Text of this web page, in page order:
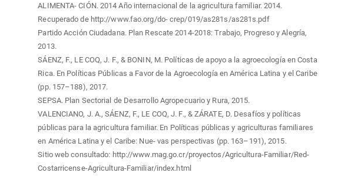
ALIMENTA- CIÓN. 2014 Año internacional de la agricultura familiar. 2014.
Recuperado de http://www.fao.org/do- crep/019/as281s/as281s.pdf
Partido Acción Ciudadana. Plan Rescate 2014-2018: Trabajo, Progreso y Alegría,
2013.
SÁENZ, F., LE COQ, J. F., & BONIN, M. Políticas de apoyo a la agroecología en Costa
Rica. En Políticas Públicas a Favor de la Agroecología en América Latina y el Caribe
(pp. 157–188), 2017.
SEPSA. Plan Sectorial de Desarrollo Agropecuario y Rura, 2015.
VALENCIANO, J. A., SÁENZ, F., LE COQ, J. F., & ZÁRATE, D. Desafíos y políticas
públicas para la agricultura familiar. En Políticas públicas y agriculturas familiares
en América Latina y el Caribe: Nue- vas perspectivas (pp. 163–191), 2015.
Sitio web consultado: http://www.mag.go.cr/proyectos/Agricultura-Familiar/Red-
Costarricense-Agricultura-Familiar/index.html